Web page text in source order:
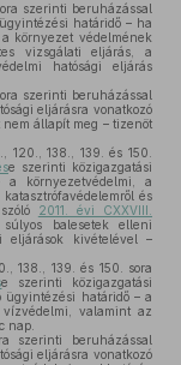
szerinti beruházással
határidő – ha
környezet védelmének
vizsgálati eljárás, a
hatósági eljárás
szerinti beruházással
eljárásra vonatkozó
állapít meg – tizenöt
120., 138., 139. és 150.
e szerinti közigazgatási
a környezetvédelmi, a
és
2011. évi CXXVIII.
balesetek elleni
eljárások kivételével –
138., 139. és 150. sora
e szerinti közigazgatási
ügyintézési határidő – a
valamint az
nap.
szerinti beruházással
eljárásra vonatkozó